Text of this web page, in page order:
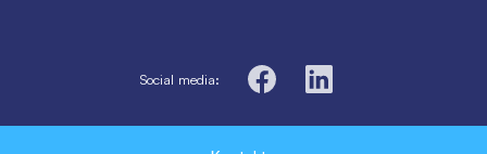
Social media: